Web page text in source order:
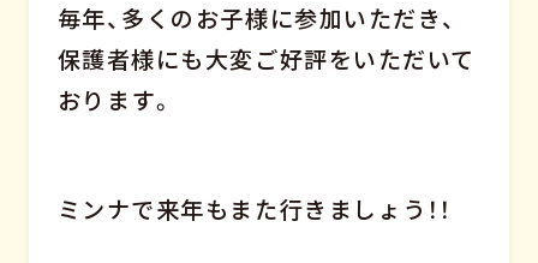
毎年、多くのお子様に参加いただき、
保護者様にも大変ご好評をいただいて
おります。
ミンナで来年もまた行きましょう！！